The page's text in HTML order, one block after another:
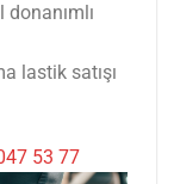
lastik satışı
53 77